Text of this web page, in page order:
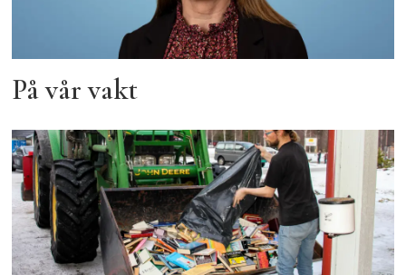
På vår vakt